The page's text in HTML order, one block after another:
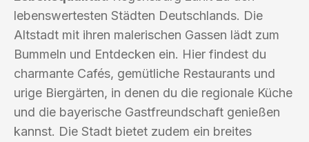
lebenswertesten Städten Deutschlands. Die
Altstadt mit ihren malerischen Gassen lädt zum
Bummeln und Entdecken ein. Hier findest du
charmante Cafés, gemütliche Restaurants und
urige Biergärten, in denen du die regionale Küche
und die bayerische Gastfreundschaft genießen
kannst. Die Stadt bietet zudem ein breites